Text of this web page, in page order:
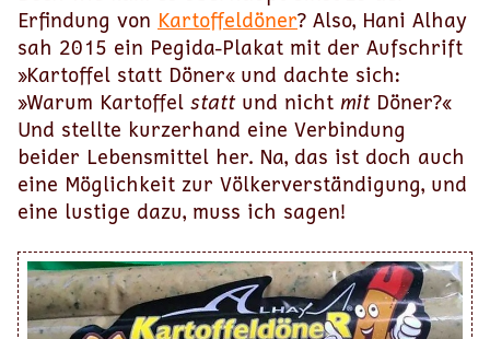
Erfindung von Kartoffeldöner? Also, Hani Alhay
sah 2015 ein Pegida-Plakat mit der Aufschrift
»Kartoffel statt Döner« und dachte sich:
»Warum Kartoffel stattund nicht mitDöner?«
Und stellte kurzerhand eine Verbindung
beider Lebensmittel her. Na, das ist doch auch
eine Möglichkeit zur Völkerverständigung, und
eine lustige dazu, muss ich sagen!